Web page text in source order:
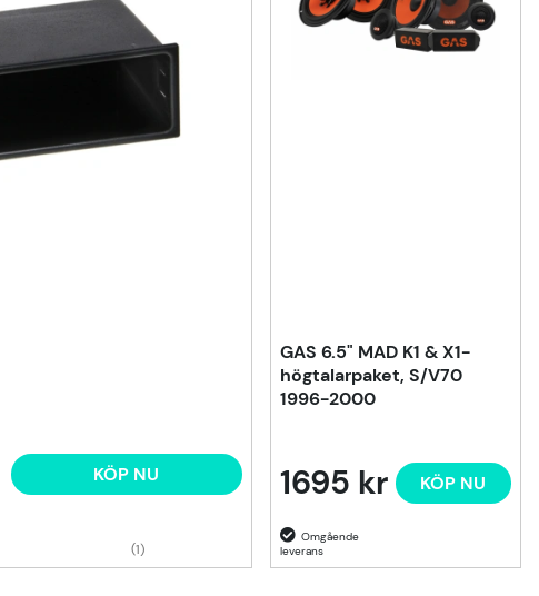
(1)
KÖP NU
GAS 6.5" MAD K1 & X1-
högtalarpaket, S/V70
1996-2000
1695 kr KÖP NU